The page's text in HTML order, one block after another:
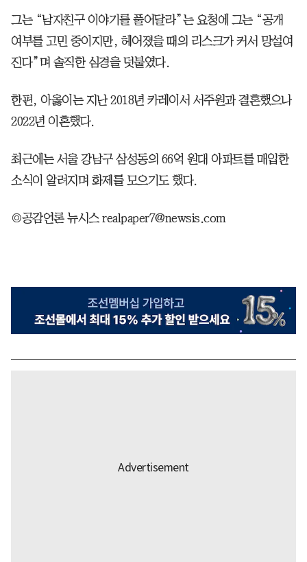
그는 “남자친구 이야기를 풀어달라”는 요청에 그는 “공개
여부를 고민 중이지만, 헤어졌을 때의 리스크가 커서 망설여
진다”며 솔직한 심경을 덧붙였다.
한편, 아옳이는 지난 2018년 카레이서 서주원과 결혼했으나
2022년 이혼했다.
최근에는 서울 강남구 삼성동의 66억 원대 아파트를 매입한
소식이 알려지며 화제를 모으기도 했다.
◎공감언론 뉴시스 realpaper7@newsis.com